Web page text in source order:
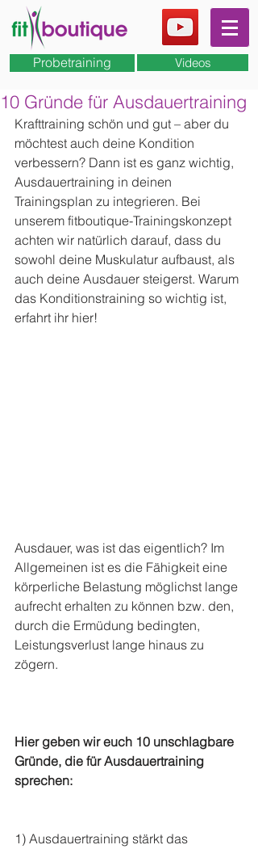
Probetraining Videos
10 Gründe für Ausdauertraining
Krafttraining schön und gut – aber du
möchtest auch deine Kondition
verbessern? Dann ist es ganz wichtig,
Ausdauertraining in deinen
Trainingsplan zu integrieren. Bei
unserem fitboutique-Trainingskonzept
achten wir natürlich darauf, dass du
sowohl deine Muskulatur aufbaust, als
auch deine Ausdauer steigerst. Warum
das Konditionstraining so wichtig ist,
erfahrt ihr hier!
Ausdauer, was ist das eigentlich? Im
Allgemeinen ist es die Fähigkeit eine
körperliche Belastung möglichst lange
aufrecht erhalten zu können bzw. den,
durch die Ermüdung bedingten,
Leistungsverlust lange hinaus zu
zögern.
Hier geben wir euch 10 unschlagbare
Gründe, die für Ausdauertraining
sprechen:
1) Ausdauertraining stärkt das